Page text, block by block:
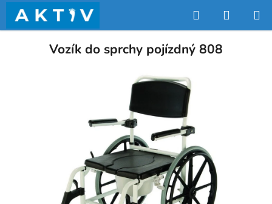
obsah
Hledat
KOŠÍK
Vozík do sprchy pojízdný 808